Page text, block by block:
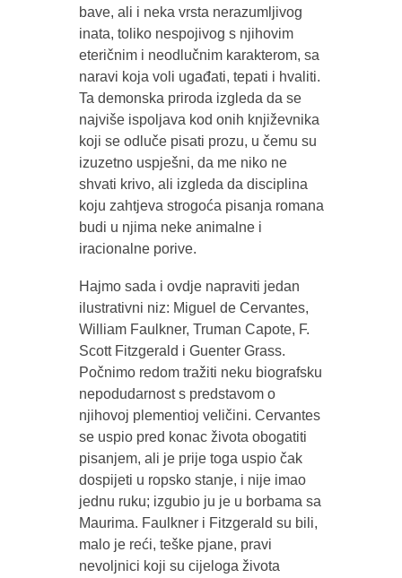
bave, ali i neka vrsta nerazumljivog
inata, toliko nespojivog s njihovim
eteričnim i neodlučnim karakterom, sa
naravi koja voli ugađati, tepati i hvaliti.
Ta demonska priroda izgleda da se
najviše ispoljava kod onih književnika
koji se odluče pisati prozu, u čemu su
izuzetno uspješni, da me niko ne
shvati krivo, ali izgleda da disciplina
koju zahtjeva strogoća pisanja romana
budi u njima neke animalne i
iracionalne porive.
Hajmo sada i ovdje napraviti jedan
ilustrativni niz: Miguel de Cervantes,
William Faulkner, Truman Capote, F.
Scott Fitzgerald i Guenter Grass.
Počnimo redom tražiti neku biografsku
nepodudarnost s predstavom o
njihovoj plementioj veličini. Cervantes
se uspio pred konac života obogatiti
pisanjem, ali je prije toga uspio čak
dospijeti u ropsko stanje, i nije imao
jednu ruku; izgubio ju je u borbama sa
Maurima. Faulkner i Fitzgerald su bili,
malo je reći, teške pjane, pravi
nevoljnici koji su cijeloga života